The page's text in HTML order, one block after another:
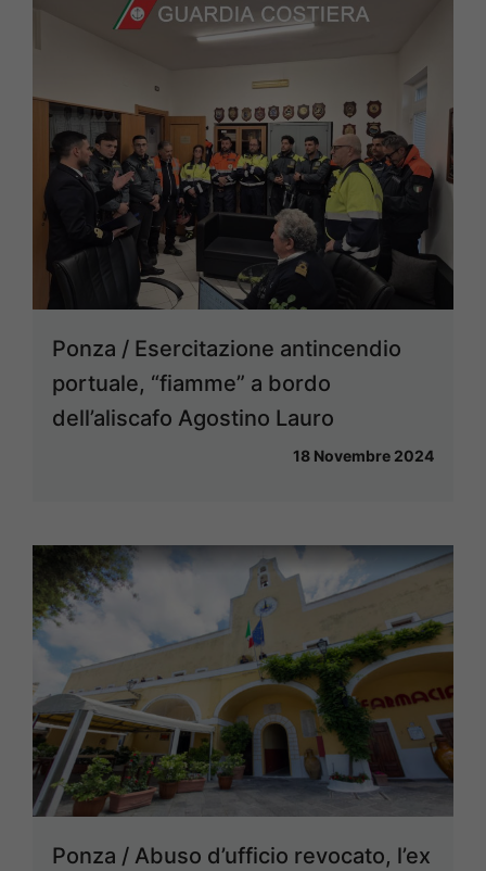
Ponza / Esercitazione antincendio
portuale, “fiamme” a bordo
dell’aliscafo Agostino Lauro
18 Novembre 2024
Ponza / Abuso d’ufficio revocato, l’ex